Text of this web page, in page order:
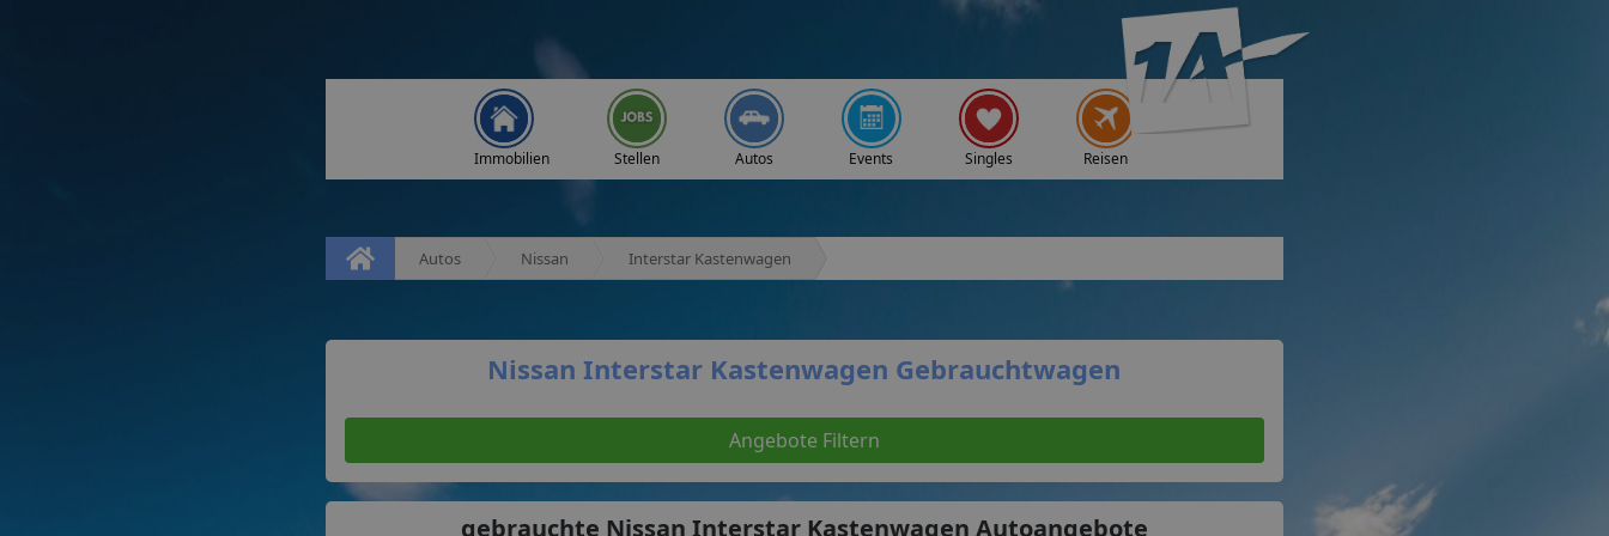
Immobilien Stellen Autos Events Singles Reisen
Autos Nissan Interstar Kastenwagen
Nissan Interstar Kastenwagen Gebrauchtwagen
Angebote Filtern
gebrauchte Nissan Interstar Kastenwagen Autoangebote